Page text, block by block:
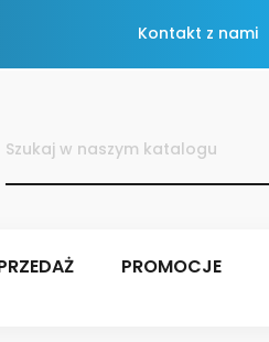
Kontakt z nami
PROMOCJE